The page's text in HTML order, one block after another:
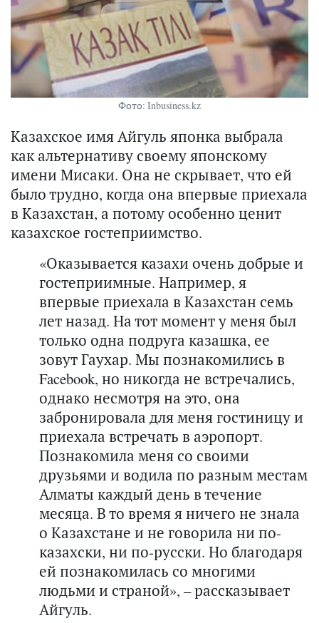
Фото: Inbusiness.kz
Казахское имя Айгуль японка выбрала
как альтернативу своему японскому
имени Мисаки. Она не скрывает, что ей
было трудно, когда она впервые приехала
в Казахстан, а потому особенно ценит
казахское гостеприимство.
«Оказывается казахи очень добрые и
гостеприимные. Например, я
впервые приехала в Казахстан семь
лет назад. На тот момент у меня был
только одна подруга казашка, ее
зовут Гаухар. Мы познакомились в
Facebook, но никогда не встречались,
однако несмотря на это, она
забронировала для меня гостиницу и
приехала встречать в аэропорт.
Познакомила меня со своими
друзьями и водила по разным местам
Алматы каждый день в течение
месяца. В то время я ничего не знала
о Казахстане и не говорила ни по-
казахски, ни по-русски. Но благодаря
ей познакомилась со многими
людьми и страной», – рассказывает
Айгуль.